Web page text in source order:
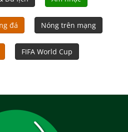
đá Nóng trên mạng
FIFA World Cup